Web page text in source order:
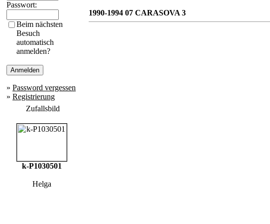
Passwort:
Beim nächsten
Besuch
automatisch
anmelden?
» Password vergessen
» Registrierung
Zufallsbild
k-P1030501
Helga
1990-1994 07 CARASOVA 3